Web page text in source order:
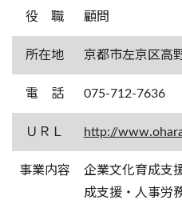
役 職 顧問
所在地 京都市左京区
電 話 075-712-7636
ＵＲＬ http://
事業内容
企業文化育成支
成支援・人事労